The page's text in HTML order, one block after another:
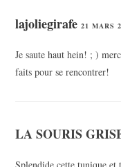
lajoliegirafe 21 MARS
Je saute haut hein! ; )
faits pour se rencontrer!
LA SOURIS